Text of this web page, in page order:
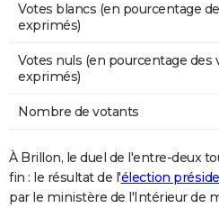
Votes blancs (en pourcentage
exprimés)
Votes nuls (en pourcentage des
exprimés)
Nombre de votants
À Brillon, le duel de l'entre-deux
fin : le résultat de l'élection
par le ministère de l'Intérieur de